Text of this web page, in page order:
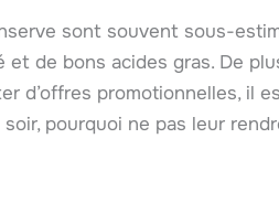
sont souvent sous-
et de bons acides gras. De
d’offres promotionnelles, il
pourquoi ne pas leur